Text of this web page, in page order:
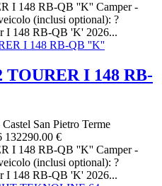
I 148 RB-QB ''K'' Camper -
(inclusi optional): ?
I 148 RB-QB 'K' 2026...
I 148 RB-
Castel San Pietro Terme
132290.00 €
I 148 RB-QB ''K'' Camper -
(inclusi optional): ?
I 148 RB-QB 'K' 2026...